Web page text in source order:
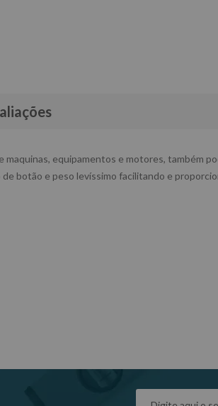
maquinas, equipamentos e motores,
botão e peso levíssimo facilitando e